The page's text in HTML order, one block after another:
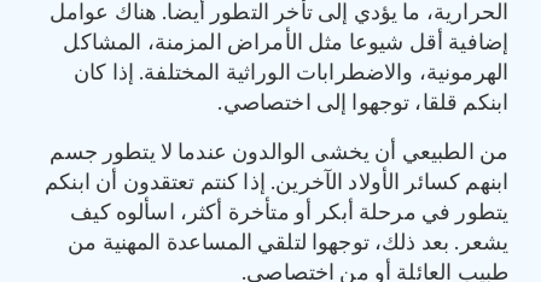
الحرارية، ما يؤدي إلى تأخر التطور أيضا. هناك عوامل
إضافية أقل شيوعا مثل الأمراض المزمنة، المشاكل
الهرمونية، والاضطرابات الوراثية المختلفة. إذا كان
ابنكم قلقا، توجهوا إلى اختصاصي.
من الطبيعي أن يخشى الوالدون عندما لا يتطور جسم
ابنهم كسائر الأولاد الآخرين. إذا كنتم تعتقدون أن ابنكم
يتطور في مرحلة أبكر أو متأخرة أكثر، اسألوه كيف
يشعر. بعد ذلك، توجهوا لتلقي المساعدة المهنية من
طبيب العائلة أو من اختصاصي.